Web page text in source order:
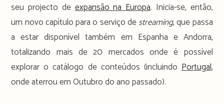
seu projecto deexpansão na Europa. Inicia-se, então,
um novo capítulo para o serviço destreaming, que passa
a estar disponível também em Espanha e Andorra,
totalizando mais de 20 mercados onde é possível
explorar o catálogo de conteúdos (incluindoPortugal,
onde aterrou em Outubro do ano passado).